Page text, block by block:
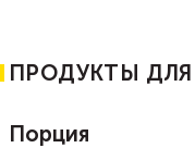
ПРОДУКТЫ
Порция